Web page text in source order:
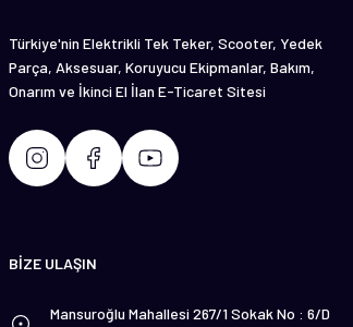
Bu ürüne benzer farklı alternatifler olmalı.
Türkiye'nin Elektrikli Tek Teker, Scooter, Yedek
Parça, Aksesuar, Koruyucu Ekipmanlar, Bakım,
Onarım ve İkinci El İlan E-Ticaret Sitesi
BİZE ULAŞIN
Mansuroğlu Mahallesi 267/1 Sokak No : 6/D